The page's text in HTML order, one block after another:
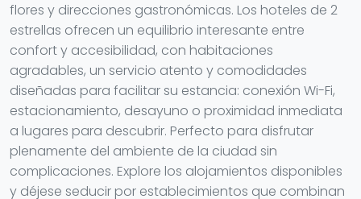
flores y direcciones gastronómicas. Los hoteles de 2
estrellas ofrecen un equilibrio interesante entre
confort y accesibilidad, con habitaciones
agradables, un servicio atento y comodidades
diseñadas para facilitar su estancia: conexión Wi-Fi,
estacionamiento, desayuno o proximidad inmediata
a lugares para descubrir. Perfecto para disfrutar
plenamente del ambiente de la ciudad sin
complicaciones. Explore los alojamientos disponibles
y déjese seducir por establecimientos que combinan